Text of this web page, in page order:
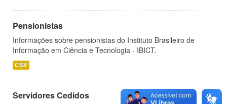
Pensionistas
Informações sobre pensionistas do Instituto Brasileiro de
Informação em Ciência e Tecnologia - IBICT.
CSV
Servidores Cedidos